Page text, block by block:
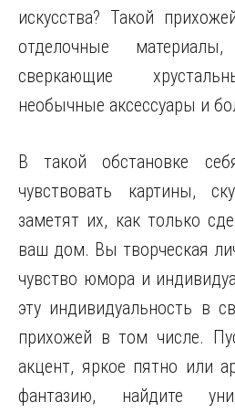
искусства? Такой
отделочные
сверкающие
необычные аксессуары и
В такой обстановке
чувствовать картины,
заметят их, как только
ваш дом. Вы творческая
чувство юмора и
эту индивидуальность в
прихожей в том числе.
акцент, яркое пятно или
фантазию, найдите